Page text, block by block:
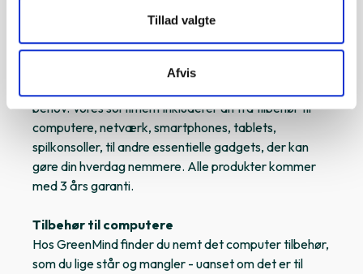
Tillad valgte
Afvis
Hos GreenMind finder du altid et omfattende udvalg
af billigt tilbehør til elektronik. Uanset om du er på
udkig efter en ny mus, oplader, router, tastatur,
behov. Vores sortiment inkluderer alt fra tilbehør til
computere, netværk, smartphones, tablets,
spilkonsoller, til andre essentielle gadgets, der kan
gøre din hverdag nemmere. Alle produkter kommer
med 3 års garanti.
Tilbehør til computere
Hos GreenMind finder du nemt det computer tilbehør,
som du lige står og mangler - uanset om det er til